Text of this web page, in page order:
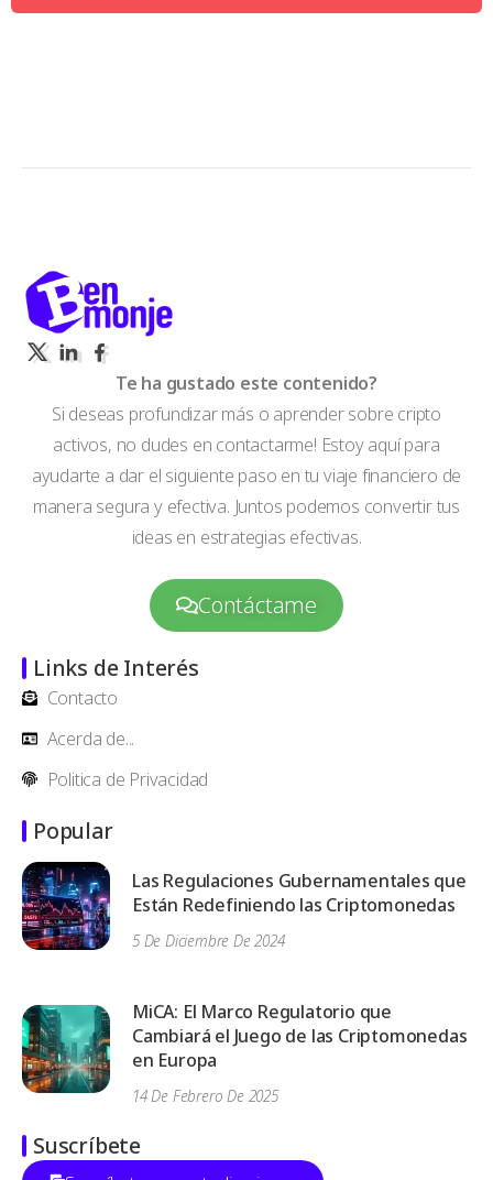
Te ha gustado este contenido?
Si deseas profundizar más o aprender sobre cripto
activos, no dudes en contactarme! Estoy aquí para
ayudarte a dar el siguiente paso en tu viaje financiero de
manera segura y efectiva. Juntos podemos convertir tus
ideas en estrategias efectivas.
Contáctame
Links de Interés
Contacto
Acerda de...
Politica de Privacidad
Popular
Las Regulaciones Gubernamentales que
Están Redefiniendo las Criptomonedas
5 De Diciembre De 2024
MiCA: El Marco Regulatorio que
Cambiará el Juego de las Criptomonedas
en Europa
14 De Febrero De 2025
Suscríbete